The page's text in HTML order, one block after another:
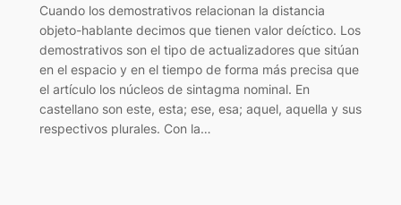
Cuando los demostrativos relacionan la distancia
objeto-hablante decimos que tienen valor deíctico. Los
demostrativos son el tipo de actualizadores que sitúan
en el espacio y en el tiempo de forma más precisa que
el artículo los núcleos de sintagma nominal. En
castellano son este, esta; ese, esa; aquel, aquella y sus
respectivos plurales. Con la…